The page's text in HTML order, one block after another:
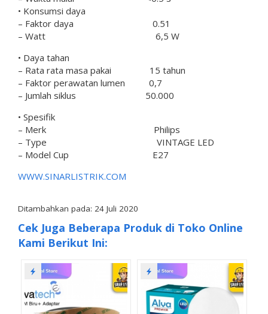
• Konsumsi daya
– Faktor daya 0.51
– Watt 6,5 W
• Daya tahan
– Rata rata masa pakai 15 tahun
– Faktor perawatan lumen 0,7
– Jumlah siklus 50.000
• Spesifik
– Merk Philips
– Type VINTAGE LED
– Model Cup E27
WWW.SINARLISTRIK.COM
Ditambahkan pada: 24 Juli 2020
Cek Juga Beberapa Produk di Toko Online
Kami Berikut Ini: